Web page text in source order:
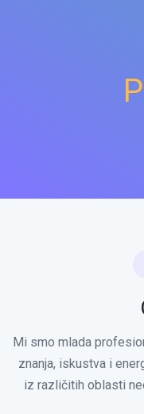
Mi smo mlada
znanja, iskustva i
iz različitih oblasti